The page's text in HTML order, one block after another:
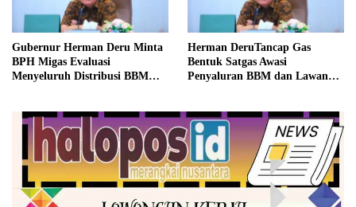
Gubernur Herman Deru Minta
BPH Migas Evaluasi
Menyeluruh Distribusi BBM
Herman DeruTancap Gas
Bentuk Satgas Awasi
Penyaluran BBM dan Lawan